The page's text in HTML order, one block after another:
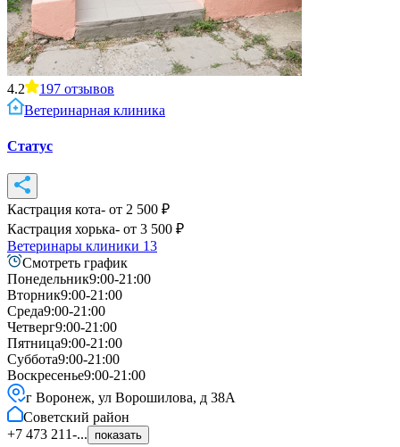
4.2 197 отзывов
Ветеринарная клиника
Статус
Кастрация кота- от 2 500 ₽
Кастрация хорька- от 3 500 ₽
Ветеринары клиники 13
Смотреть график
Понедельник9:00-21:00
Вторник9:00-21:00
Среда9:00-21:00
Четверг9:00-21:00
Пятница9:00-21:00
Суббота9:00-21:00
Воскресенье9:00-21:00
г Воронеж, ул Ворошилова, д 38А
Советский район
+7 473 211-...
показать